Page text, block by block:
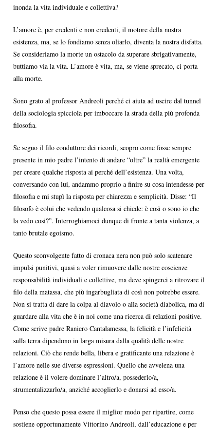
inonda la vita individuale e collettiva?
L’amore è, per credenti e non credenti, il motore della nostra
esistenza, ma, se lo fondiamo senza oliarlo, diventa la nostra disfatta.
Se consideriamo la morte un ostacolo da superare sbrigativamente,
buttiamo via la vita. L’amore è vita, ma, se viene sprecato, ci porta
alla morte.
Sono grato al professor Andreoli perché ci aiuta ad uscire dal tunnel
della sociologia spicciola per imboccare la strada della più profonda
filosofia.
Se seguo il filo conduttore dei ricordi, scopro come fosse sempre
presente in mio padre l’intento di andare “oltre” la realtà emergente
per creare qualche risposta ai perché dell’esistenza. Una volta,
conversando con lui, andammo proprio a finire su cosa intendesse per
filosofia e mi stupì la risposta per chiarezza e semplicità. Disse: “Il
filosofo è colui che vedendo qualcosa si chiede: è così o sono io che
la vedo così?”. Interroghiamoci dunque di fronte a tanta violenza, a
tanto brutale egoismo.
Questo sconvolgente fatto di cronaca nera non può solo scatenare
impulsi punitivi, quasi a voler rimuovere dalle nostre coscienze
responsabilità individuali e collettive, ma deve spingerci a ritrovare il
filo della matassa, che più ingarbugliata di così non potrebbe essere.
Non si tratta di dare la colpa al diavolo o alla società diabolica, ma di
guardare alla vita che è in noi come una ricerca di relazioni positive.
Come scrive padre Raniero Cantalamessa, la felicità e l’infelicità
sulla terra dipendono in larga misura dalla qualità delle nostre
relazioni. Ciò che rende bella, libera e gratificante una relazione è
l’amore nelle sue diverse espressioni. Quello che avvelena una
relazione è il volere dominare l’altro/a, possederlo/a,
strumentalizzarlo/a, anziché accoglierlo e donarsi ad esso/a.
Penso che questo possa essere il miglior modo per ripartire, come
sostiene opportunamente Vittorino Andreoli, dall’educazione e per